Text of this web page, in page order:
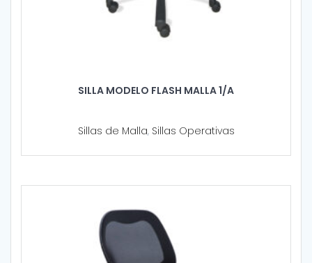
SILLA MODELO FLASH MALLA 1/A
Sillas de Malla, Sillas Operativas